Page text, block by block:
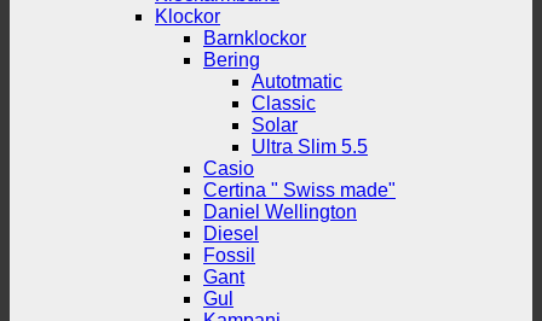
Klockor
Barnklockor
Bering
Autotmatic
Classic
Solar
Ultra Slim 5.5
Casio
Certina " Swiss made"
Daniel Wellington
Diesel
Fossil
Gant
Gul